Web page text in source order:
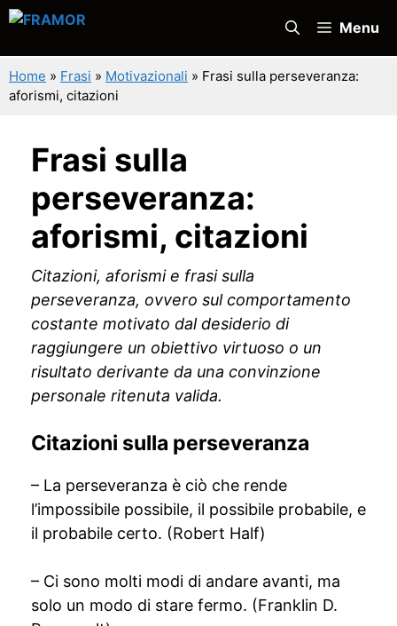
Vai
contenuto
Menu
Home » Frasi » Motivazionali » Frasi sulla perseveranza:
aforismi, citazioni
Frasi sulla
perseveranza:
aforismi, citazioni
Citazioni, aforismi e frasi sulla
perseveranza, ovvero sul comportamento
costante motivato dal desiderio di
raggiungere un obiettivo virtuoso o un
risultato derivante da una convinzione
personale ritenuta valida.
Citazioni sulla perseveranza
– La perseveranza è ciò che rende
l’impossibile possibile, il possibile probabile, e
il probabile certo. (Robert Half)
– Ci sono molti modi di andare avanti, ma
solo un modo di stare fermo. (Franklin D.